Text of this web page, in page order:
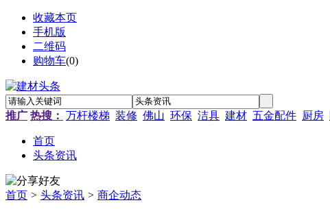
收藏本页
手机版
二维码
购物车(0)
推广 热搜： 万杆楼梯 装修 佛山 环保 洁具 建材 五金配件 厨房
首页
头条资讯
首页 > 头条资讯 > 商企动态